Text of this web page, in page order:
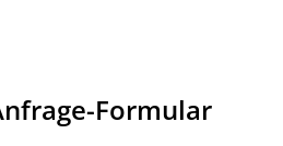
Formular